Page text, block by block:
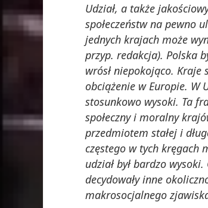
Udział, a także
społeczeństw na pewno
jednych krajach może
przyp. redakcja). Polska
wrósł niepokojąco.
obciążenie w Europie. W
stosunkowo wysoki. Ta
społeczny i moralny
przedmiotem stałej i
częstego w tych kręgach
udział był bardzo
decydowały inne
makrosocjalnego